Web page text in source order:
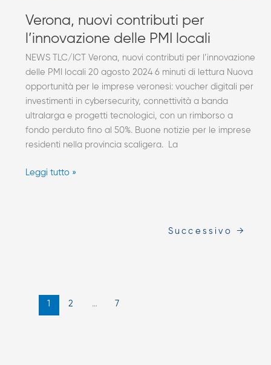
Verona, nuovi contributi per
l’innovazione delle PMI locali​
NEWS TLC/ICT Verona, nuovi contributi per l’innovazione
delle PMI locali 20 agosto 2024 6 minuti di lettura Nuova
opportunità per le imprese veronesi: voucher digitali per
investimenti in cybersecurity, connettività a banda
ultralarga e progetti tecnologici, con un rimborso a
fondo perduto fino al 50%. Buone notizie per le imprese
residenti nella provincia scaligera. La
Leggi tutto »
2 … 7
Successivo →